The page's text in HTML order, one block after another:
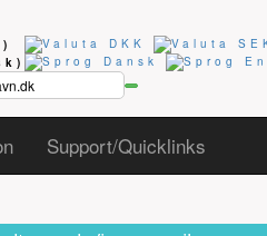
Support/Quicklinks